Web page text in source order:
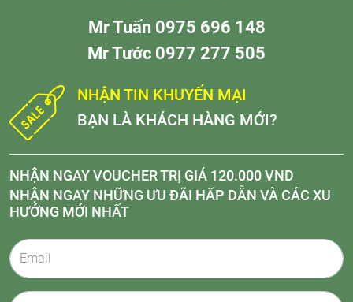
Mr Tuấn 0975 696 148
Mr Tước 0977 277 505
NHẬN TIN KHUYẾN MẠI
BẠN LÀ KHÁCH HÀNG MỚI?
NHẬN NGAY VOUCHER TRỊ GIÁ 120.000 VND
NHẬN NGAY NHỮNG ƯU ĐÃI HẤP DẪN VÀ CÁC XU
HƯỚNG MỚI NHẤT